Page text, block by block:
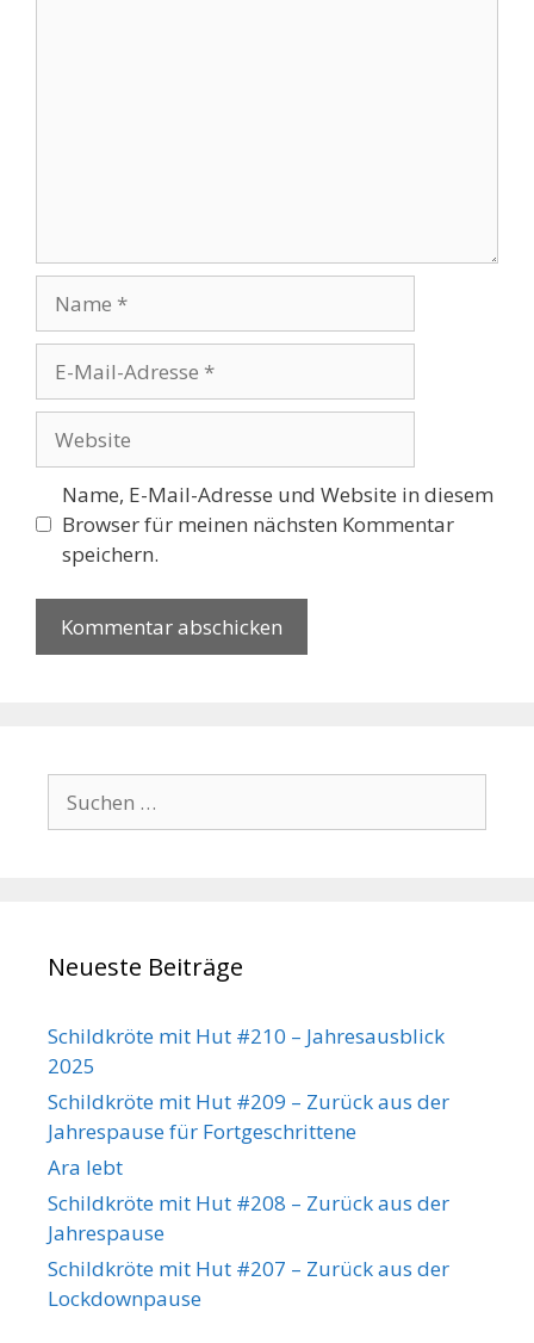
Mail-
Adresse
Name, E-Mail-Adresse und Website in diesem
Browser für meinen nächsten Kommentar
speichern.
nach:
Neueste Beiträge
Schildkröte mit Hut #210 – Jahresausblick
2025
Schildkröte mit Hut #209 – Zurück aus der
Jahrespause für Fortgeschrittene
Ara lebt
Schildkröte mit Hut #208 – Zurück aus der
Jahrespause
Schildkröte mit Hut #207 – Zurück aus der
Lockdownpause